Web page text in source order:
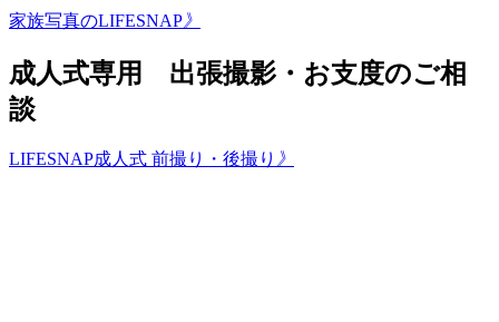
家族写真のLIFESNAP》
成人式専用 出張撮影・お支度のご相
談
LIFESNAP成人式 前撮り・後撮り 》